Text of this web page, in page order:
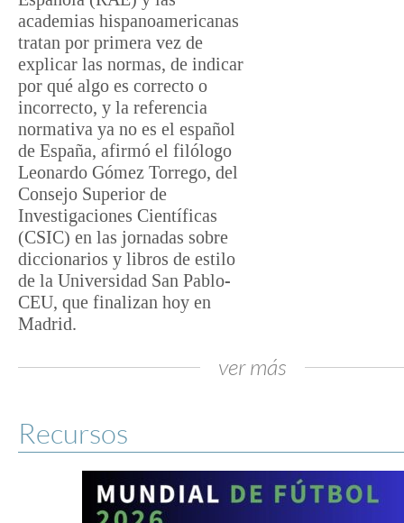
academias hispanoamericanas
tratan por primera vez de
explicar las normas, de indicar
por qué algo es correcto o
incorrecto, y la referencia
normativa ya no es el español
de España, afirmó el filólogo
Leonardo Gómez Torrego, del
Consejo Superior de
Investigaciones Científicas
(CSIC) en las jornadas sobre
diccionarios y libros de estilo
de la Universidad San Pablo-
CEU, que finalizan hoy en
Madrid.
ver más
Recursos